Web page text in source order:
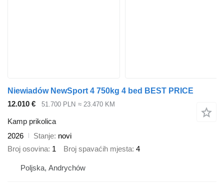
Niewiadów NewSport 4 750kg 4 bed BEST PRICE
12.010 €
51.700 PLN ≈ 23.470 KM
Kamp prikolica
2026
Stanje novi
Broj osovina 1 Broj spavaćih mjesta 4
Poljska, Andrychów